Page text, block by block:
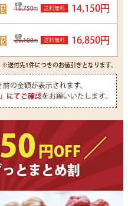
総額
16,750円 送料無料 14,150円
総額
20,100円 送料無料 16,850円
※送付先1件につきのお値引きとなります。
の金額が表示されます。
にてご確認をお願いいたします。
円OFF／
とまとめ割